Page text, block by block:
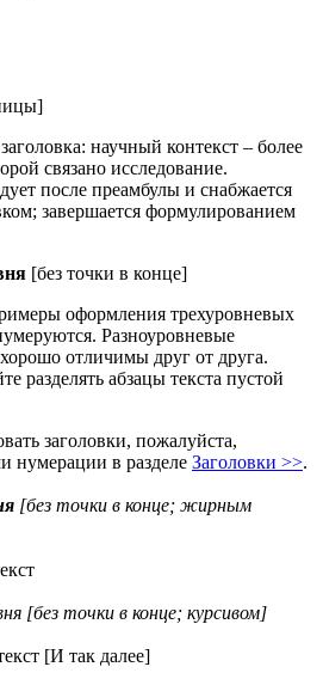
научный контекст – более
связано исследование.
после преамбулы и снабжается
завершается формулированием
[без точки в конце]
оформления трехуровневых
Разноуровневые
отличимы друг от друга.
разделять абзацы текста пустой
заголовки, пожалуйста,
нумерации в разделе Заголовки >>.
[без точки в конце; жирным
[без точки в конце; курсивом]
[И так далее]